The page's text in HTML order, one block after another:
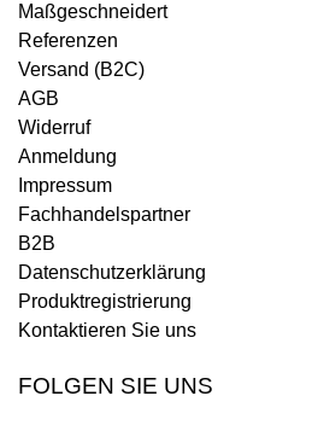
Maßgeschneidert
Referenzen
Versand (B2C)
AGB
Widerruf
Anmeldung
Impressum
Fachhandelspartner
B2B
Datenschutzerklärung
Produktregistrierung
Kontaktieren Sie uns
FOLGEN SIE UNS